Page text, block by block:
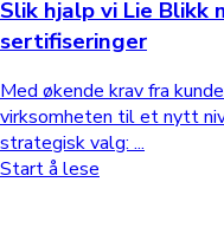
Slik hjalp vi Lie Blikk
sertifiseringer
Med økende krav fra
virksomheten til et nytt
strategisk valg: ...
Start å lese